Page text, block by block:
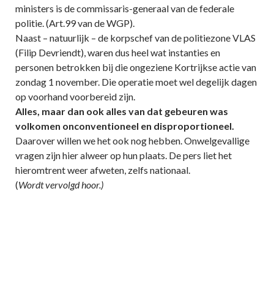
ministers is de commissaris-generaal van de federale
politie. (Art.99 van de WGP).
Naast – natuurlijk – de korpschef van de politiezone VLAS
(Filip Devriendt), waren dus heel wat instanties en
personen betrokken bij die ongeziene Kortrijkse actie van
zondag 1 november. Die operatie moet wel degelijk dagen
op voorhand voorbereid zijn.
Alles, maar dan ook alles van dat gebeuren was
volkomen onconventioneel en disproportioneel.
Daarover willen we het ook nog hebben. Onwelgevallige
vragen zijn hier alweer op hun plaats. De pers liet het
hieromtrent weer afweten, zelfs nationaal.
(Wordt vervolgd hoor.)